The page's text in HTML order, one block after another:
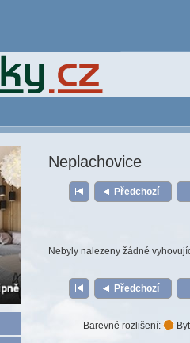
Neplachovice
Předchozí
Nebyly nalezeny žádné
Předchozí
Barevné rozlišení: